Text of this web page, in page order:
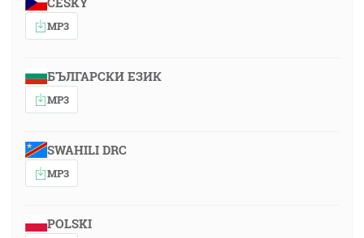
MP3
БЪЛГАРСКИ ЕЗИК
MP3
SWAHILI DRC
MP3
POLSKI